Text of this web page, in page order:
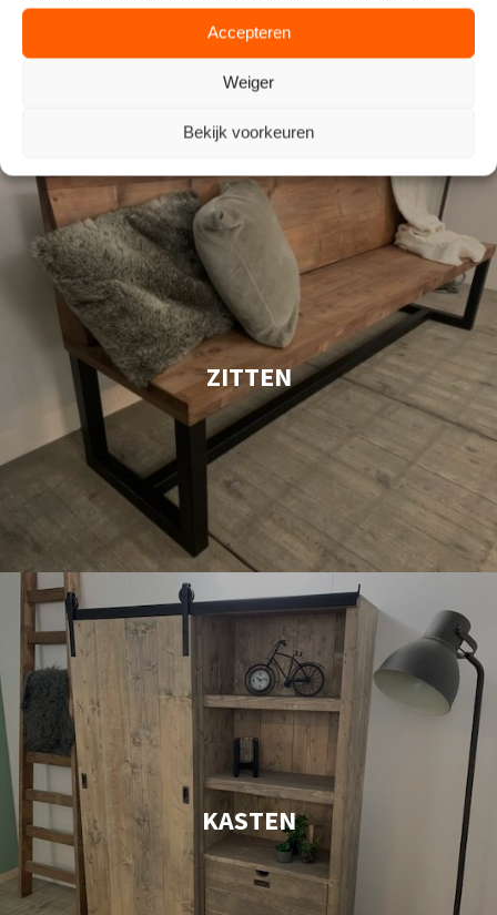
Accepteren
Weiger
Bekijk voorkeuren
ZITTEN
KASTEN